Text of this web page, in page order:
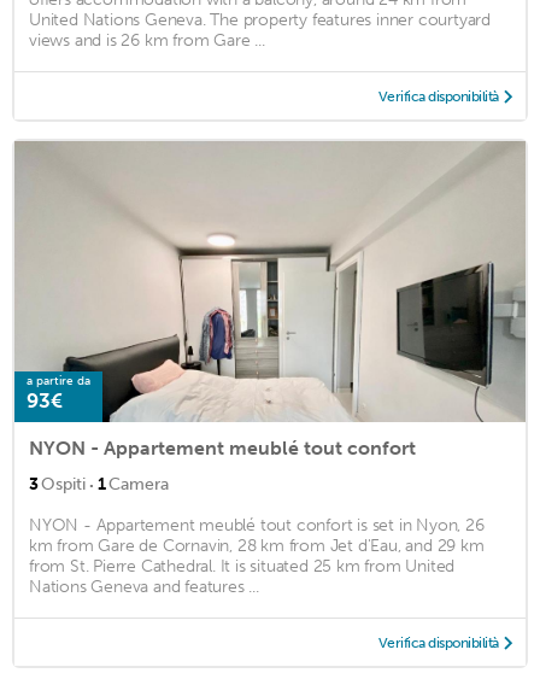
United Nations Geneva. The property features inner courtyard
views and is 26 km from Gare ...
Verifica disponibilità
a partire da
93€
NYON - Appartement meublé tout confort
3Ospiti · 1Camera
NYON - Appartement meublé tout confort is set in Nyon, 26
km from Gare de Cornavin, 28 km from Jet d'Eau, and 29 km
from St. Pierre Cathedral. It is situated 25 km from United
Nations Geneva and features ...
Verifica disponibilità